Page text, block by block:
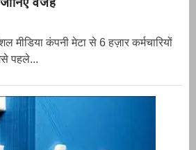
मीडिया कंपनी मेटा से 6 हज़ार कर्मचारियों
पहले...